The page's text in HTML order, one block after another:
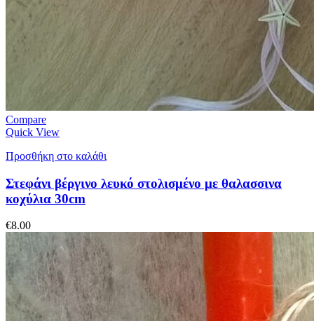
Compare
Quick View
Προσθήκη στο καλάθι
Στεφάνι βέργινο λευκό στολισμένο με θαλασσινα
κοχύλια 30cm
€8.00